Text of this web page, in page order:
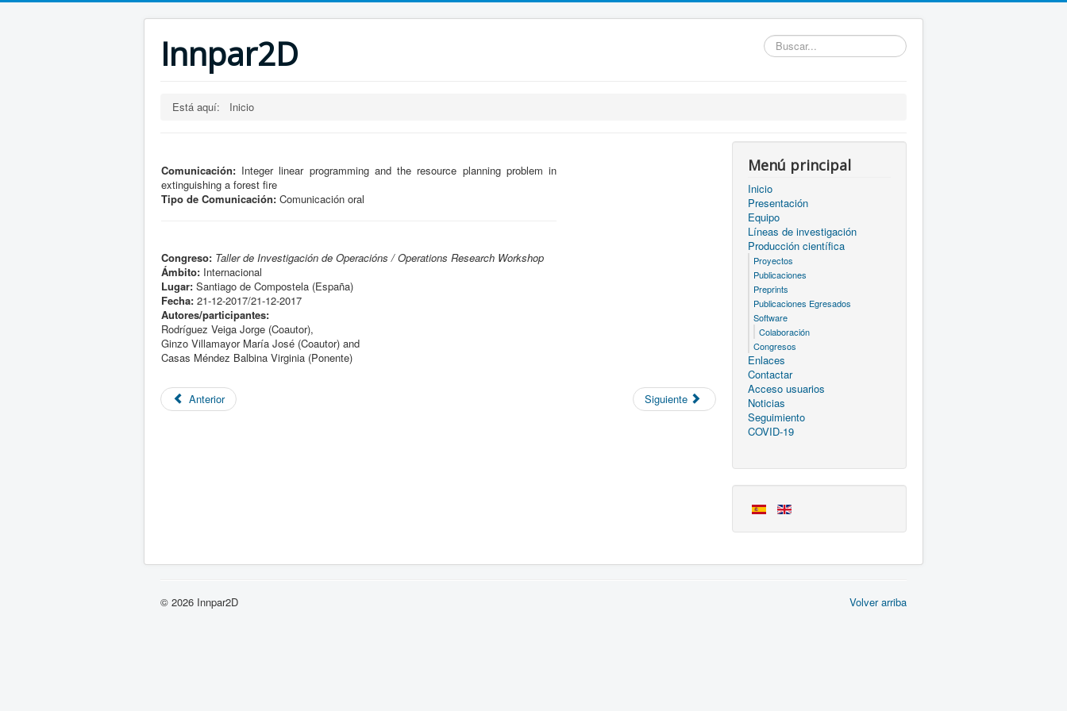
Innpar2D Buscar...
Está aquí: Inicio
Comunicación: Integer linear programming and the resource planning problem in
extinguishing a forest fire
Tipo de Comunicación: Comunicación oral
Congreso: Taller de Investigación de Operacións / Operations Research Workshop
Ámbito: Internacional
Lugar: Santiago de Compostela (España)
Fecha: 21-12-2017/21-12-2017
Autores/participantes:
Rodríguez Veiga Jorge (Coautor),
Ginzo Villamayor María José (Coautor) and
Casas Méndez Balbina Virginia (Ponente)
Anterior Siguiente
Menú principal
Inicio
Presentación
Equipo
Líneas de investigación
Producción científica
Proyectos
Publicaciones
Preprints
Publicaciones Egresados
Software
Colaboración
Congresos
Enlaces
Contactar
Acceso usuarios
Noticias
Seguimiento
COVID-19
Volver arriba
© 2026 Innpar2D